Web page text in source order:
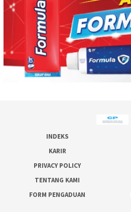
INDEKS
KARIR
PRIVACY POLICY
TENTANG KAMI
FORM PENGADUAN